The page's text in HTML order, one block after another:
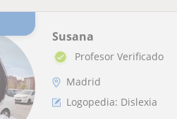
Susana
Profesor Verificado
Madrid
Logopedia: Dislexia